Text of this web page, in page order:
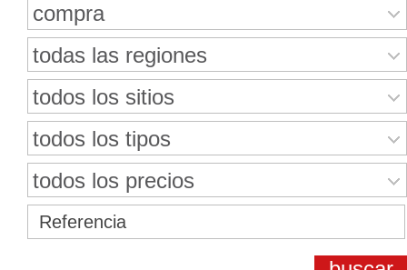
compra
todas las regiones
todos los sitios
todos los tipos
todos los precios